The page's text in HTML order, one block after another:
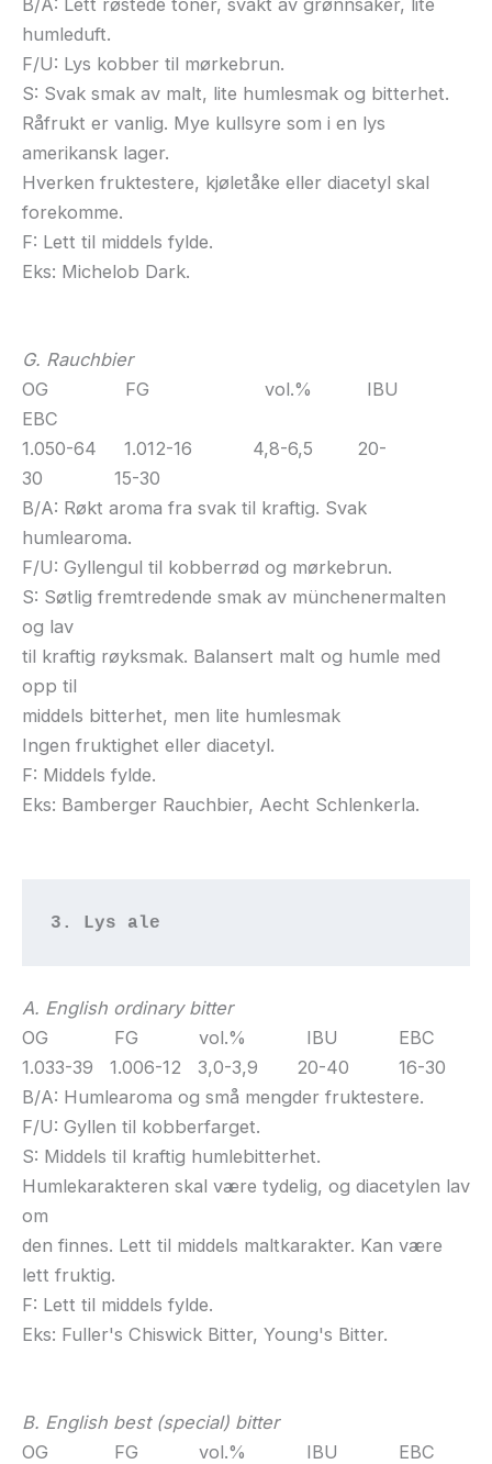
B/A: Lett røstede toner, svakt av grønnsaker, lite
humleduft.
F/U: Lys kobber til mørkebrun.
S: Svak smak av malt, lite humlesmak og bitterhet.
Råfrukt er vanlig. Mye kullsyre som i en lys
amerikansk lager.
Hverken fruktestere, kjøletåke eller diacetyl skal
forekomme.
F: Lett til middels fylde.
Eks: Michelob Dark.
G. Rauchbier
OG FG vol.% IBU
EBC
1.050-64 1.012-16 4,8-6,5 20-
30 15-30
B/A: Røkt aroma fra svak til kraftig. Svak
humlearoma.
F/U: Gyllengul til kobberrød og mørkebrun.
S: Søtlig fremtredende smak av münchenermalten
og lav
til kraftig røyksmak. Balansert malt og humle med
opp til
middels bitterhet, men lite humlesmak
Ingen fruktighet eller diacetyl.
F: Middels fylde.
Eks: Bamberger Rauchbier, Aecht Schlenkerla.
3. Lys ale
A. English ordinary bitter
OG FG vol.% IBU EBC
1.033-39 1.006-12 3,0-3,9 20-40 16-30
B/A: Humlearoma og små mengder fruktestere.
F/U: Gyllen til kobberfarget.
S: Middels til kraftig humlebitterhet.
Humlekarakteren skal være tydelig, og diacetylen lav
om
den finnes. Lett til middels maltkarakter. Kan være
lett fruktig.
F: Lett til middels fylde.
Eks: Fuller's Chiswick Bitter, Young's Bitter.
B. English best (special) bitter
OG FG vol.% IBU EBC